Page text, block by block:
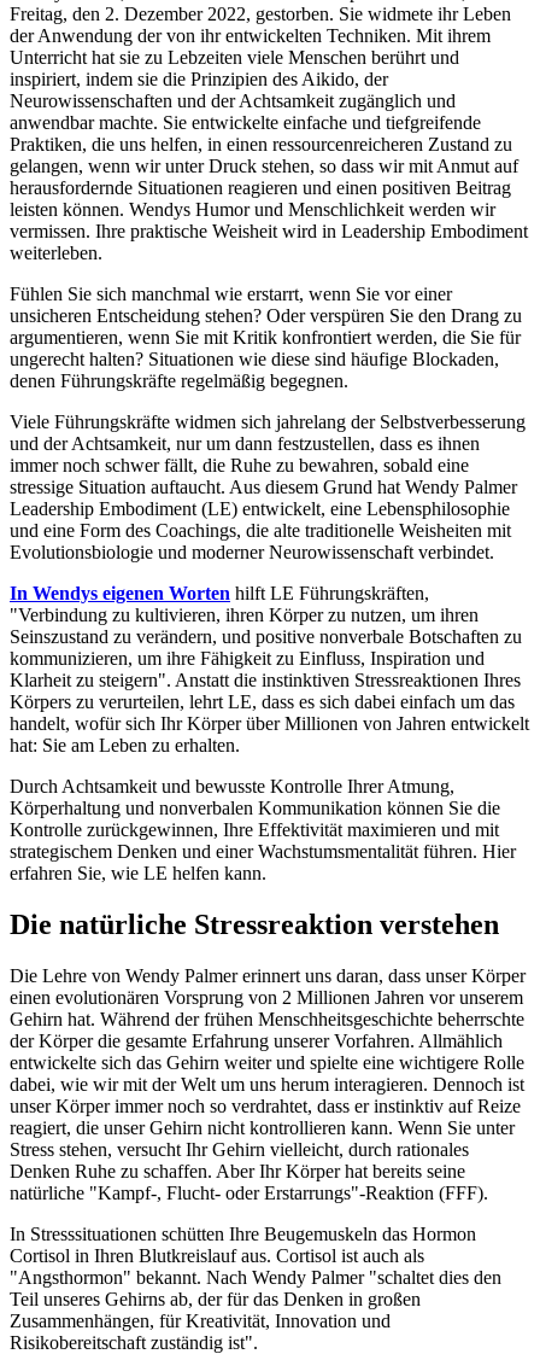
Freitag, den 2. Dezember 2022, gestorben. Sie widmete ihr Leben
der Anwendung der von ihr entwickelten Techniken. Mit ihrem
Unterricht hat sie zu Lebzeiten viele Menschen berührt und
inspiriert, indem sie die Prinzipien des Aikido, der
Neurowissenschaften und der Achtsamkeit zugänglich und
anwendbar machte. Sie entwickelte einfache und tiefgreifende
Praktiken, die uns helfen, in einen ressourcenreicheren Zustand zu
gelangen, wenn wir unter Druck stehen, so dass wir mit Anmut auf
herausfordernde Situationen reagieren und einen positiven Beitrag
leisten können. Wendys Humor und Menschlichkeit werden wir
vermissen. Ihre praktische Weisheit wird in Leadership Embodiment
weiterleben.
Fühlen Sie sich manchmal wie erstarrt, wenn Sie vor einer
unsicheren Entscheidung stehen? Oder verspüren Sie den Drang zu
argumentieren, wenn Sie mit Kritik konfrontiert werden, die Sie für
ungerecht halten? Situationen wie diese sind häufige Blockaden,
denen Führungskräfte regelmäßig begegnen.
Viele Führungskräfte widmen sich jahrelang der Selbstverbesserung
und der Achtsamkeit, nur um dann festzustellen, dass es ihnen
immer noch schwer fällt, die Ruhe zu bewahren, sobald eine
stressige Situation auftaucht. Aus diesem Grund hat Wendy Palmer
Leadership Embodiment (LE) entwickelt, eine Lebensphilosophie
und eine Form des Coachings, die alte traditionelle Weisheiten mit
Evolutionsbiologie und moderner Neurowissenschaft verbindet.
In Wendys eigenen Worten hilft LE Führungskräften,
"Verbindung zu kultivieren, ihren Körper zu nutzen, um ihren
Seinszustand zu verändern, und positive nonverbale Botschaften zu
kommunizieren, um ihre Fähigkeit zu Einfluss, Inspiration und
Klarheit zu steigern". Anstatt die instinktiven Stressreaktionen Ihres
Körpers zu verurteilen, lehrt LE, dass es sich dabei einfach um das
handelt, wofür sich Ihr Körper über Millionen von Jahren entwickelt
hat: Sie am Leben zu erhalten.
Durch Achtsamkeit und bewusste Kontrolle Ihrer Atmung,
Körperhaltung und nonverbalen Kommunikation können Sie die
Kontrolle zurückgewinnen, Ihre Effektivität maximieren und mit
strategischem Denken und einer Wachstumsmentalität führen. Hier
erfahren Sie, wie LE helfen kann.
Die natürliche Stressreaktion verstehen
Die Lehre von Wendy Palmer erinnert uns daran, dass unser Körper
einen evolutionären Vorsprung von 2 Millionen Jahren vor unserem
Gehirn hat. Während der frühen Menschheitsgeschichte beherrschte
der Körper die gesamte Erfahrung unserer Vorfahren. Allmählich
entwickelte sich das Gehirn weiter und spielte eine wichtigere Rolle
dabei, wie wir mit der Welt um uns herum interagieren. Dennoch ist
unser Körper immer noch so verdrahtet, dass er instinktiv auf Reize
reagiert, die unser Gehirn nicht kontrollieren kann. Wenn Sie unter
Stress stehen, versucht Ihr Gehirn vielleicht, durch rationales
Denken Ruhe zu schaffen. Aber Ihr Körper hat bereits seine
natürliche "Kampf-, Flucht- oder Erstarrungs"-Reaktion (FFF).
In Stresssituationen schütten Ihre Beugemuskeln das Hormon
Cortisol in Ihren Blutkreislauf aus. Cortisol ist auch als
"Angsthormon" bekannt. Nach Wendy Palmer "schaltet dies den
Teil unseres Gehirns ab, der für das Denken in großen
Zusammenhängen, für Kreativität, Innovation und
Risikobereitschaft zuständig ist".